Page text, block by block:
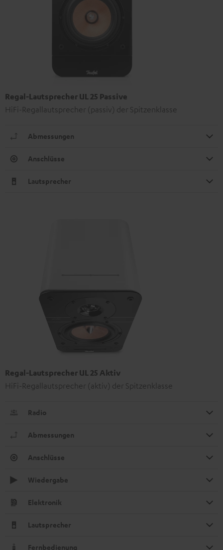
Regal-Lautsprecher UL 25 Passive
HiFi-Regallautsprecher (passiv) der Spitzenklasse
Abmessungen
Anschlüsse
Lautsprecher
Regal-Lautsprecher UL 25 Aktiv
HiFi-Regallautsprecher (aktiv) der Spitzenklasse
Radio
Abmessungen
Anschlüsse
Wiedergabe
Elektronik
Lautsprecher
Fernbedienung